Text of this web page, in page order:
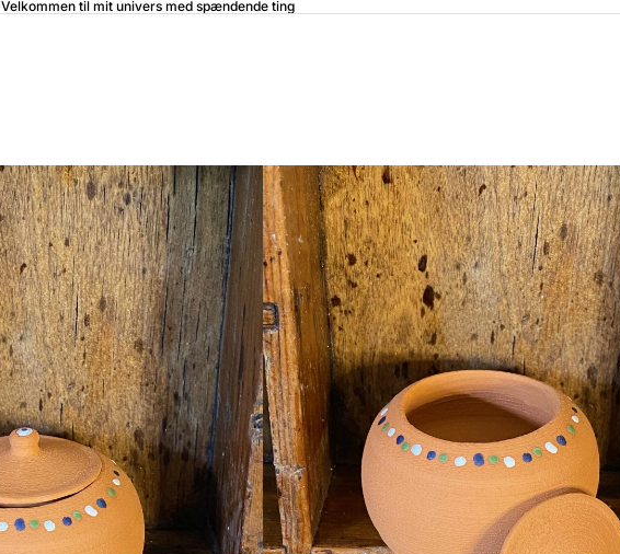
Velkommen til mit univers med spændende ting